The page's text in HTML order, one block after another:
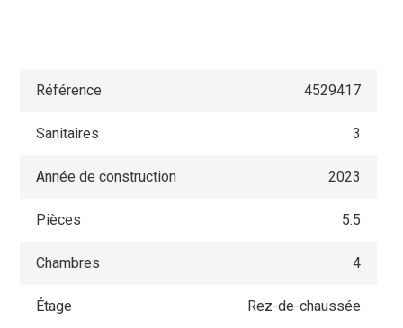
Référence 4529417
Sanitaires 3
Année de construction 2023
Pièces 5.5
Chambres 4
Étage Rez-de-chaussée